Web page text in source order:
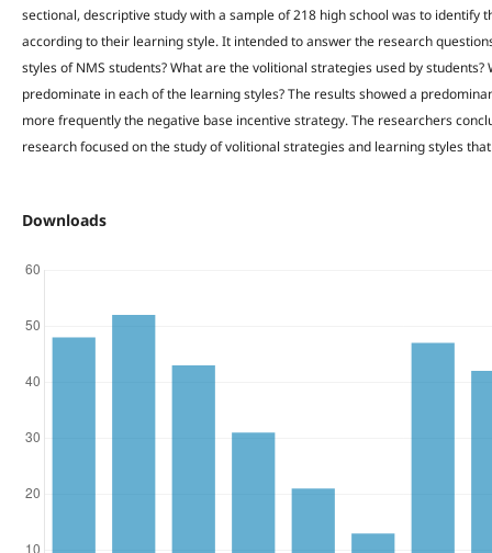
sectional, descriptive study with a sample of 218 high school was to identify
according to their learning style. It intended to answer the research
styles of NMS students? What are the volitional strategies used by
predominate in each of the learning styles? The results showed a
more frequently the negative base incentive strategy. The researchers
research focused on the study of volitional strategies and learning styles
Downloads